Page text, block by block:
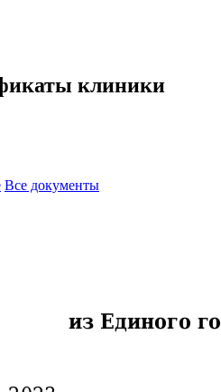
клиники
Все документы